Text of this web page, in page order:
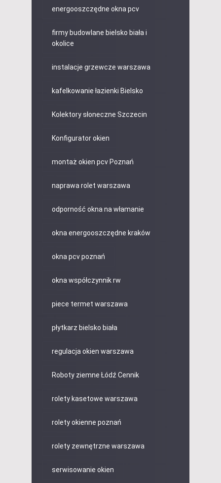
energooszczędne okna pcv
firmy budowlane bielsko biała i
okolice
instalacje grzewcze warszawa
kafelkowanie łazienki Bielsko
Kolektory słoneczne Szczecin
Konfigurator okien
montaż okien pcv Poznań
naprawa rolet warszawa
odporność okna na włamanie
okna energooszczędne kraków
okna pcv poznań
okna współczynnik rw
piece termet warszawa
płytkarz bielsko biała
regulacja okien warszawa
Roboty ziemne Łódź Cennik
rolety kasetowe warszawa
rolety okienne poznań
rolety zewnętrzne warszawa
serwisowanie okien